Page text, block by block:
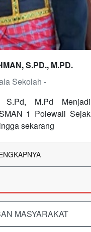
S.PD., M.PD.
Sekolah -
S.Pd, M.Pd Menjadi
1 Polewali Sejak
sekarang
MASYARAKAT